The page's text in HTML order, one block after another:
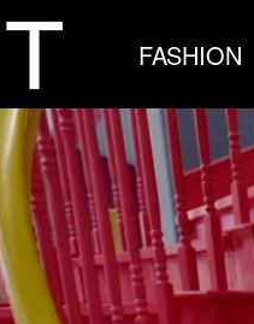
FASHION